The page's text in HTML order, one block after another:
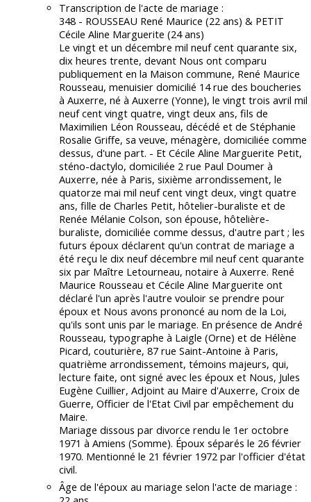
Transcription de l'acte de mariage :
348 - ROUSSEAU René Maurice (22 ans) & PETIT
Cécile Aline Marguerite (24 ans)
Le vingt et un décembre mil neuf cent quarante six,
dix heures trente, devant Nous ont comparu
publiquement en la Maison commune, René Maurice
Rousseau, menuisier domicilié 14 rue des boucheries
à Auxerre, né à Auxerre (Yonne), le vingt trois avril mil
neuf cent vingt quatre, vingt deux ans, fils de
Maximilien Léon Rousseau, décédé et de Stéphanie
Rosalie Griffe, sa veuve, ménagère, domiciliée comme
dessus, d'une part. - Et Cécile Aline Marguerite Petit,
sténo-dactylo, domiciliée 2 rue Paul Doumer à
Auxerre, née à Paris, sixième arrondissement, le
quatorze mai mil neuf cent vingt deux, vingt quatre
ans, fille de Charles Petit, hôtelier-buraliste et de
Renée Mélanie Colson, son épouse, hôtelière-
buraliste, domiciliée comme dessus, d'autre part ; les
futurs époux déclarent qu'un contrat de mariage a
été reçu le dix neuf décembre mil neuf cent quarante
six par Maître Letourneau, notaire à Auxerre. René
Maurice Rousseau et Cécile Aline Marguerite ont
déclaré l'un après l'autre vouloir se prendre pour
époux et Nous avons prononcé au nom de la Loi,
qu'ils sont unis par le mariage. En présence de André
Rousseau, typographe à Laigle (Orne) et de Hélène
Picard, couturière, 87 rue Saint-Antoine à Paris,
quatrième arrondissement, témoins majeurs, qui,
lecture faite, ont signé avec les époux et Nous, Jules
Eugène Cuillier, Adjoint au Maire d'Auxerre, Croix de
Guerre, Officier de l'Etat Civil par empêchement du
Maire.
Mariage dissous par divorce rendu le 1er octobre
1971 à Amiens (Somme). Époux séparés le 26 février
1970. Mentionné le 21 février 1972 par l'officier d'état
civil.
Âge de l'époux au mariage selon l'acte de mariage :